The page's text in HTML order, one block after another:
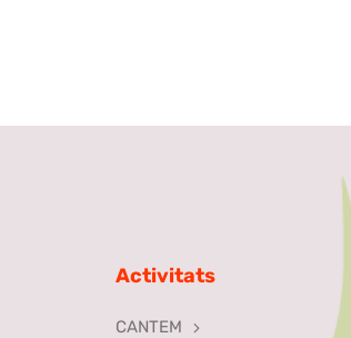
Activitats
CANTEM